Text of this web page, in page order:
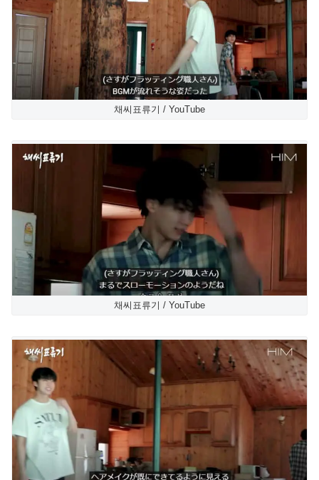
채씨표류기 / YouTube
채씨표류기 / YouTube